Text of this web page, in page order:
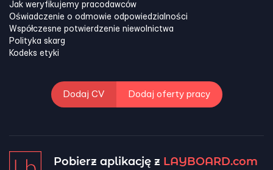
Jak weryfikujemy pracodawców
Oświadczenie o odmowie odpowiedzialności
Współczesne potwierdzenie niewolnictwa
Polityka skarg
Kodeks etyki
Dodaj CV Dodaj oferty pracy
Pobierz aplikację z LAYBOARD.com